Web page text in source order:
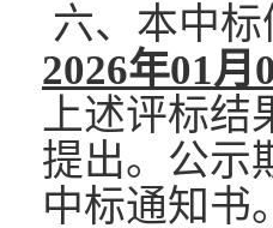
六、本中
2026年01月
上述评标结
提出。公示
中标通知书